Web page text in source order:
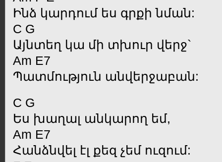
Ինձ կարդում ես գրքի նման:
C G
Այնտեղ կա մի տխուր վերջ`
Am E7
Պատմություն անվերջաբան:
C G
Ես խաղալ անկարող եմ,
Am E7
Հանձնվել էլ քեզ չեմ ուզում: